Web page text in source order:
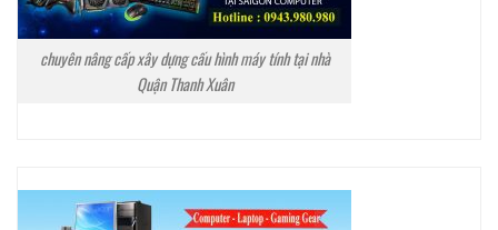
chuyên nâng cấp xây dựng cấu hình máy tính tại nhà
Quận Thanh Xuân